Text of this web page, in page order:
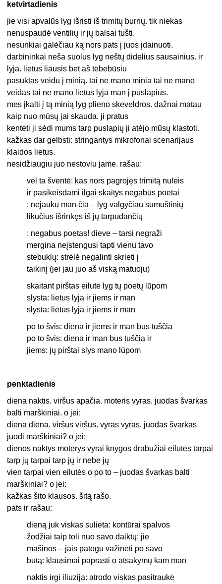
ketvirtadienis
jie visi apvalūs lyg išristi iš trimitų burnų. tik niekas
nenuspaudė ventilių ir jų balsai tušti.
nesunkiai galėčiau ką nors pats į juos įdainuoti.
darbininkai neša suolus lyg neštų didelius sausainius. ir
lyja. lietus liausis bet aš tebebūsiu
pasuktas veidu į minią. tai ne mano minia tai ne mano
veidas tai ne mano lietus lyja man į puslapius.
mes įkalti į tą minią lyg plieno skeveldros. dažnai matau
kaip nuo mūsų jai skauda. ji pratus
kentėti ji sėdi mums tarp puslapių ji atėjo mūsų klastoti.
kažkas dar gelbsti: stringantys mikrofonai scenarijaus
klaidos lietus.
nesidžiaugiu juo nestoviu jame. rašau:
vėl ta šventė: kas nors pagrojęs trimitą nuleis
ir pasikeisdami ilgai skaitys negabūs poetai
: nejauku man čia – lyg valgyčiau sumuštinių
likučius išrinkęs iš jų tarpudančių
: negabus poetas! dieve – tarsi negraži
mergina neįstengusi tapti vienu tavo
stebuklų: strėlė negalinti skrieti į
taikinį (jei jau juo aš viską matuoju)
skaitant pirštas eilute lyg tų poetų lūpom
slysta: lietus lyja ir jiems ir man
slysta: lietus lyja ir jiems ir man
po to švis: diena ir jiems ir man bus tuščia
po to švis: diena ir man bus tuščia ir
jiems: jų pirštai slys mano lūpom
penktadienis
diena naktis. viršus apačia. moteris vyras. juodas švarkas
balti marškiniai. o jei:
diena diena. viršus viršus. vyras vyras. juodas švarkas
juodi marškiniai? o jei:
dienos naktys moterys vyrai knygos drabužiai eilutės tarpai
tarp jų tarpai tarp jų ir nebe jų
vien tarpai vien eilutės o po to – juodas švarkas balti
marškiniai? o jei:
kažkas šito klausos. šitą rašo.
pats ir rašau:
dieną juk viskas sulieta: kontūrai spalvos
žodžiai taip toli nuo savo daiktų: jie
mašinos – jais patogu važinėti po savo
butą: klausimai paprasti o atsakymų kam man
naktis irgi iliuzija: atrodo viskas pasitraukė